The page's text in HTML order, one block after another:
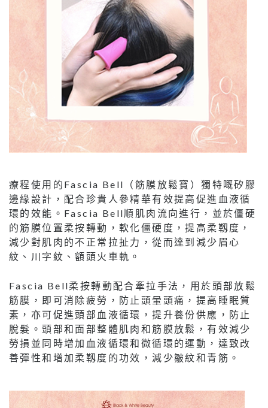
療程使用的Fascia Bell（筋膜放鬆寶）獨特嘅矽膠
邊緣設計，配合珍貴人參精華有效提高促進血液循
環的效能。Fascia Bell順肌肉流向進行，並於僵硬
的筋膜位置柔按轉動，軟化僵硬度，提高柔靱度，
減少對肌肉的不正常拉扯力，從而達到減少眉心
紋、川字紋、額頭火車軌。
Fascia Bell柔按轉動配合牽拉手法，用於頭部放鬆
筋膜，即可消除疲勞，防止頭暈頭痛，提高睡眠質
素，亦可促進頭部血液循環，提升養份供應，防止
脫髮。頭部和面部整體肌肉和筋膜放鬆，有效減少
勞損並同時增加血液循環和微循環的運動，達致改
善彈性和增加柔靱度的功效，減少皺紋和青筋。